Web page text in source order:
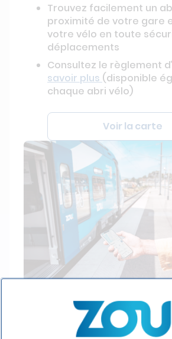
Trouvez facilement un
proximité de votre gare
votre vélo en toute
déplacements
Consultez le règlement
savoir plus (disponible
chaque abri vélo)
Voir la carte